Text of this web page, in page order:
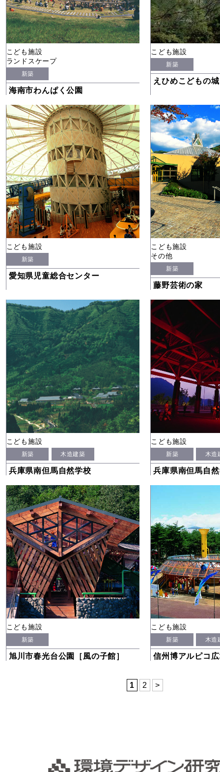
こども施設
ランドスケープ
新築
海南市わんぱく公園
こども施設
新築
えひめこどもの城
こども施設
新築
愛知県児童総合センター
こども施設
その他
新築
藤野芸術の家
こども施設
新築 木造建築
兵庫県南但馬自然学校
こども施設
新築 木造
兵庫県南但馬自
こども施設
新築
旭川市春光台公園［風の子館］
こども施設
新築 木造
信州博アルピコ
1 2 >